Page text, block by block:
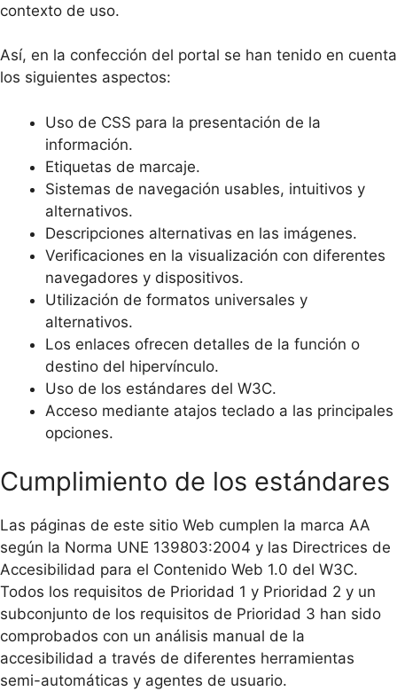
contexto de uso.
Así, en la confección del portal se han tenido en cuenta
los siguientes aspectos:
Uso de CSS para la presentación de la
información.
Etiquetas de marcaje.
Sistemas de navegación usables, intuitivos y
alternativos.
Descripciones alternativas en las imágenes.
Verificaciones en la visualización con diferentes
navegadores y dispositivos.
Utilización de formatos universales y
alternativos.
Los enlaces ofrecen detalles de la función o
destino del hipervínculo.
Uso de los estándares del W3C.
Acceso mediante atajos teclado a las principales
opciones.
Cumplimiento de los estándares
Las páginas de este sitio Web cumplen la marca AA
según la Norma UNE 139803:2004 y las Directrices de
Accesibilidad para el Contenido Web 1.0 del W3C.
Todos los requisitos de Prioridad 1 y Prioridad 2 y un
subconjunto de los requisitos de Prioridad 3 han sido
comprobados con un análisis manual de la
accesibilidad a través de diferentes herramientas
semi-automáticas y agentes de usuario.